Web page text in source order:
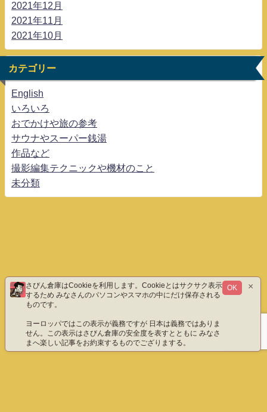
2021年12月
2021年11月
2021年10月
カテゴリー
English
いろいろ
おでかけや旅の参考
サウナやスーパー銭湯
作品など
撮影編集テクニックや機材のこと
未分類
さびん倉庫はCookieを利用します。Cookieとはサクサク表示
するため みなさんのパソコンやスマホの中にだけ保存される
ものです。
ヨーロッパではこの表示が義務ですが 日本は義務ではありま
せん。この表示はさびん倉庫の安全度を表すとともに みなさ
まへ楽しい記事をお約束するものでござりまする。
OK ×